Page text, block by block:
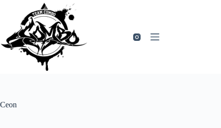
springen
Ceon